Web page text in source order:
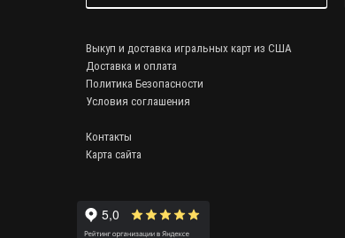
Выкуп и доставка игральных карт из США
Доставка и оплата
Политика Безопасности
Условия соглашения
Контакты
Карта сайта